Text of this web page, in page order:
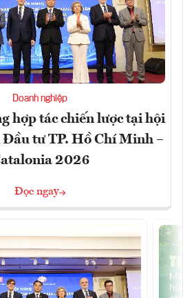
Doanh nghiệp
hợp tác chiến lược tại hội
tư TP. Hồ Chí Minh –
2026
Đọc ngay